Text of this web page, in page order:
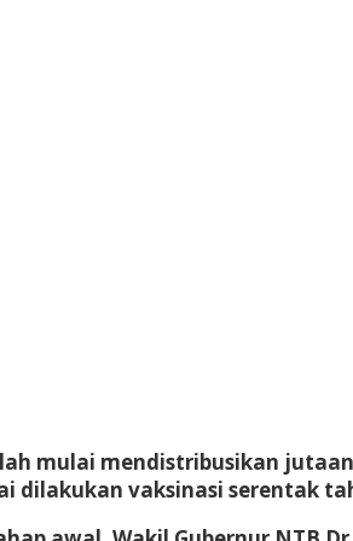
mulai mendistribusikan
dilakukan vaksinasi serentak